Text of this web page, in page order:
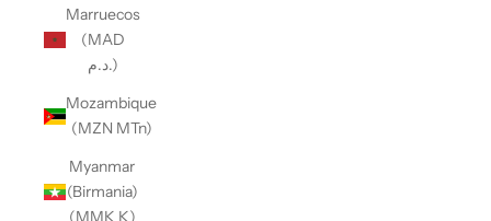
Marruecos
(MAD
د.م.)
Mozambique
(MZN MTn)
Myanmar
(Birmania)
(MMK K)